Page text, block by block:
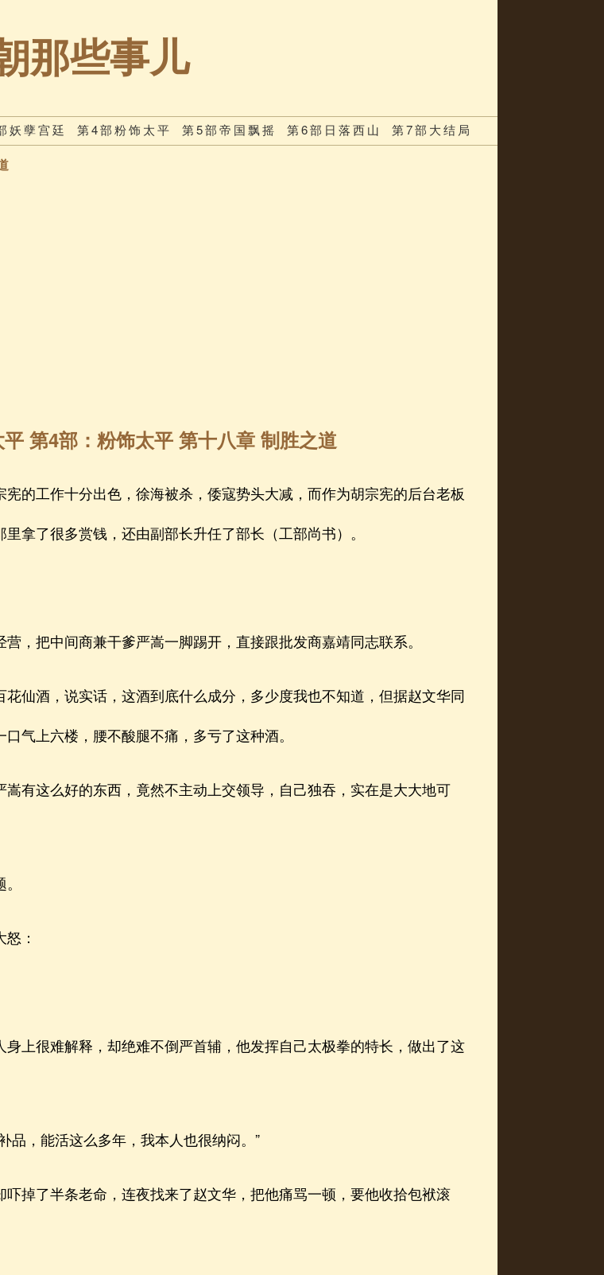
那些事儿
妖孽宫廷 第4部粉饰太平 第5部帝国飘摇 第6部日落西山 第7部大结局
第4部：粉饰太平 第十八章 制胜之道
工作十分出色，徐海被杀，倭寇势头大减，而作为胡宗宪的后台老板
拿了很多赏钱，还由副部长升任了部长（工部尚书）。
把中间商兼干爹严嵩一脚踢开，直接跟批发商嘉靖同志联系。
酒，说实话，这酒到底什么成分，多少度我也不知道，但据赵文华同
气上六楼，腰不酸腿不痛，多亏了这种酒。
这么好的东西，竟然不主动上交领导，自己独吞，实在是大大地可
：
很难解释，却绝难不倒严首辅，他发挥自己太极拳的特长，做出了这
，能活这么多年，我本人也很纳闷。”
了半条老命，连夜找来了赵文华，把他痛骂一顿，要他收拾包袱滚